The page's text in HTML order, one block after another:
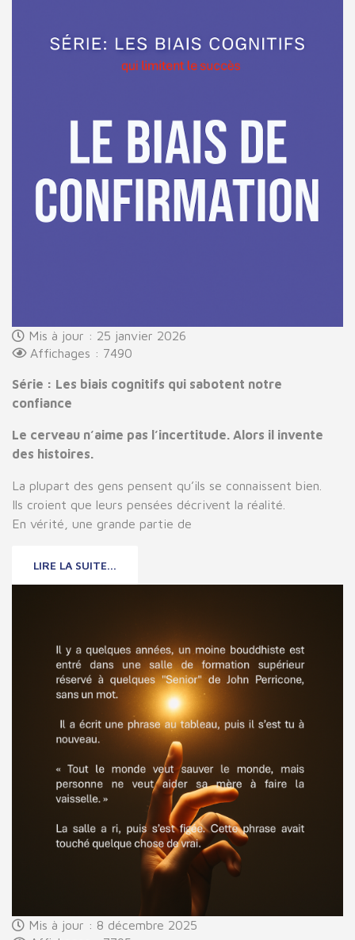
Mis à jour : 25 janvier 2026
Affichages : 7490
Série : Les biais cognitifs qui sabotent notre
confiance
Le cerveau n’aime pas l’incertitude. Alors il invente
des histoires.
La plupart des gens pensent qu’ils se connaissent bien.
Ils croient que leurs pensées décrivent la réalité.
En vérité, une grande partie de
LIRE LA SUITE...
Mis à jour : 8 décembre 2025